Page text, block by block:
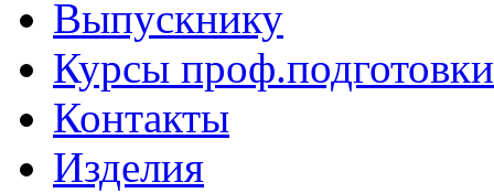
Выпускнику
Курсы проф.подготовки
Контакты
Изделия